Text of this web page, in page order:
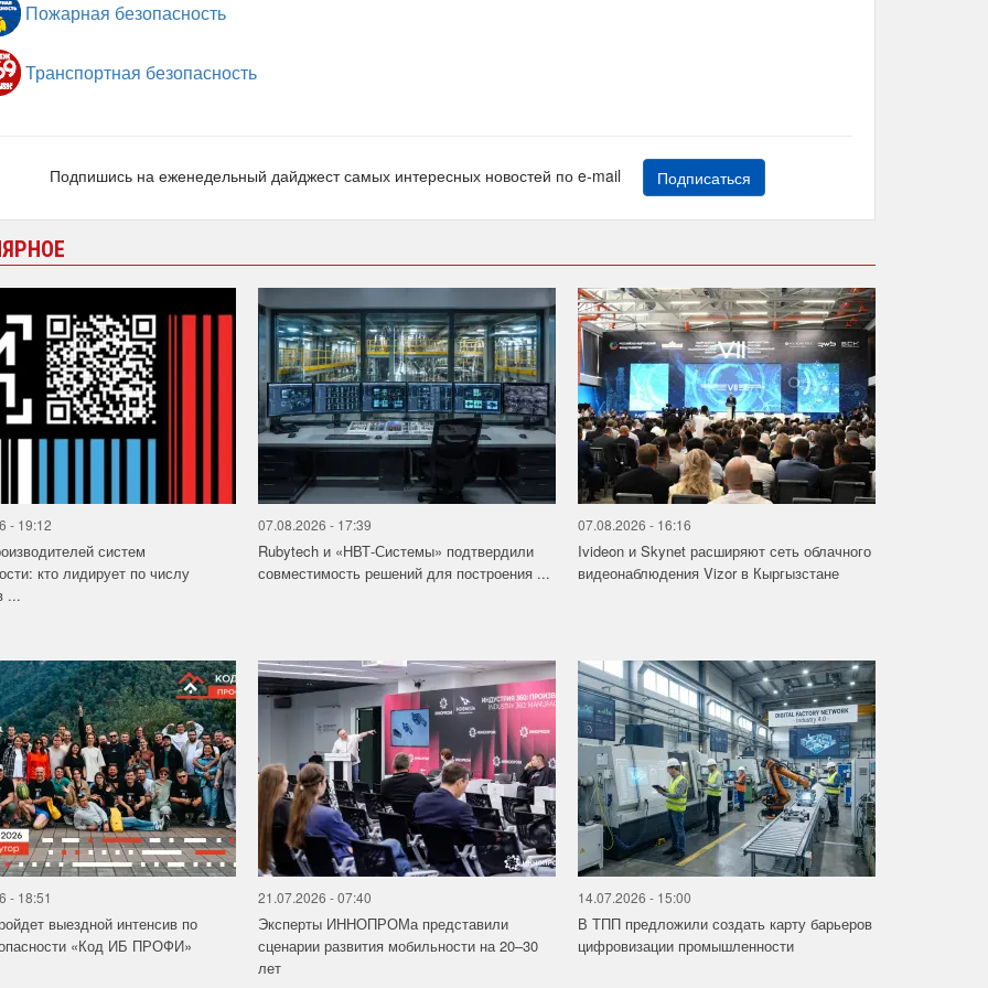
Пожарная безопасность
Транспортная безопасность
Подпишись на еженедельный дайджест самых интересных новостей по e-mail Подписаться
- 19:12
систем
кто лидирует по числу
...
07.08.2026 - 17:39
Rubytech и «НВТ-Системы» подтвердили
совместимость решений для построения ...
07.08.2026 - 16:16
Ivideon и Skynet расширяют сеть облачного
видеонаблюдения Vizor в Кыргызстане
- 18:51
выездной интенсив по
«Код ИБ ПРОФИ»
21.07.2026 - 07:40
Эксперты ИННОПРОМа представили
сценарии развития мобильности на 20–30
лет
14.07.2026 - 15:00
В ТПП предложили создать карту барьеров
цифровизации промышленности